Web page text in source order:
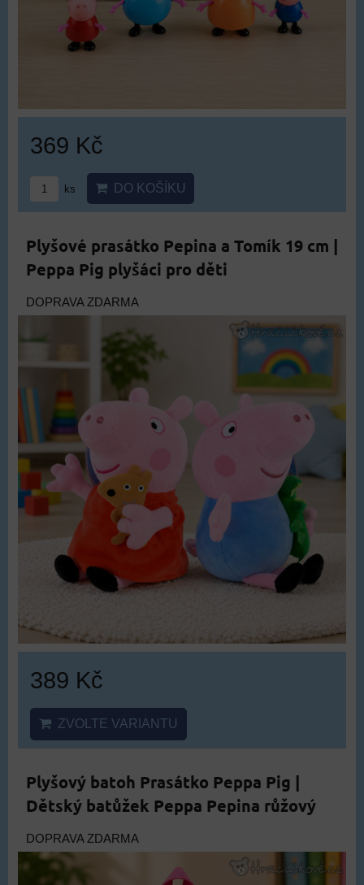
369 Kč
ks DO KOŠÍKU
Plyšové prasátko Pepina a Tomík 19 cm |
Peppa Pig plyšáci pro děti
DOPRAVA ZDARMA
389 Kč
ZVOLTE VARIANTU
Plyšový batoh Prasátko Peppa Pig |
Dětský batůžek Peppa Pepina růžový
DOPRAVA ZDARMA